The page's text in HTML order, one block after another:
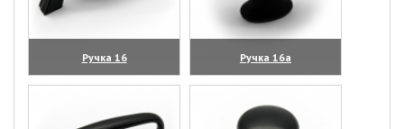
Ручка 16
(увеличить)
Ручка 16а
(увеличить)